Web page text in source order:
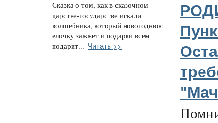
Сказка о том, как в сказочном
царстве-государстве искали
волшебника, который новогоднюю
елочку зажжет и подарки всем
подарит... Читать >>